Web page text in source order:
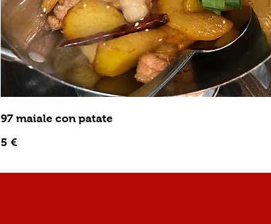
97 maiale con patate
5 €